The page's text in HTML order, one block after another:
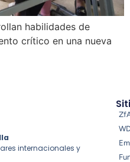
habilidades de
crítico en una nueva
internacionales y